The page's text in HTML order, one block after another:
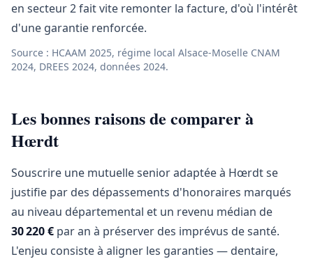
en secteur 2 fait vite remonter la facture, d'où l'intérêt
d'une garantie renforcée.
Source : HCAAM 2025, régime local Alsace-Moselle CNAM
2024, DREES 2024, données 2024.
Les bonnes raisons de comparer à
Hœrdt
Souscrire une mutuelle senior adaptée à Hœrdt se
justifie par des dépassements d'honoraires marqués
au niveau départemental et un revenu médian de
30 220 € par an à préserver des imprévus de santé.
L'enjeu consiste à aligner les garanties — dentaire,